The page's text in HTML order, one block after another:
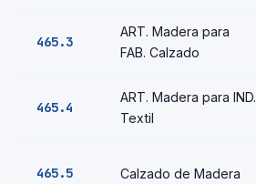
465.3
ART. Madera para
FAB. Calzado
465.4
ART. Madera para IND.
Textil
465.5 Calzado de Madera